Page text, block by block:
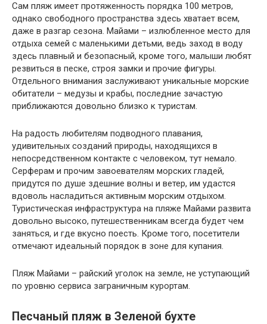
Сам пляж имеет протяженность порядка 100 метров,
однако свободного пространства здесь хватает всем,
даже в разгар сезона. Майами – излюбленное место для
отдыха семей с маленькими детьми, ведь заход в воду
здесь плавный и безопасный, кроме того, малыши любят
резвиться в песке, строя замки и прочие фигуры.
Отдельного внимания заслуживают уникальные морские
обитатели – медузы и крабы, последние зачастую
приближаются довольно близко к туристам.
На радость любителям подводного плавания,
удивительных созданий природы, находящихся в
непосредственном контакте с человеком, тут немало.
Серферам и прочим завоевателям морских гладей,
придутся по душе здешние волны и ветер, им удастся
вдоволь насладиться активным морским отдыхом.
Туристическая инфраструктура на пляже Майами развита
довольно высоко, путешественникам всегда будет чем
заняться, и где вкусно поесть. Кроме того, посетители
отмечают идеальный порядок в зоне для купания.
Пляж Майами – райский уголок на земле, не уступающий
по уровню сервиса заграничным курортам.
Песчаный пляж в Зеленой бухте